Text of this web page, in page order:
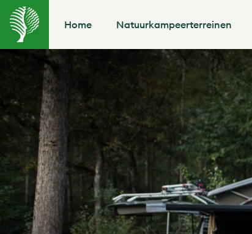
Home Natuurkampeerterreinen